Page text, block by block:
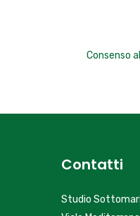
Consenso
Contatti
Studio